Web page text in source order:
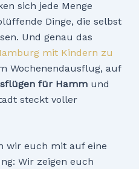
sich jede Menge
Dinge, die selbst
Und genau das
mit Kindern zu
Wochenendausflug, auf
für Hammund
steckt voller
wir euch mit auf eine
Wir zeigen euch